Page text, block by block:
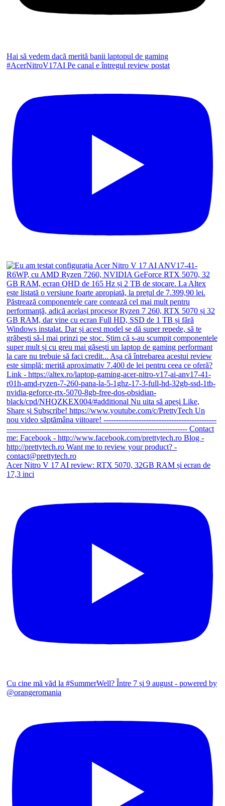
Hai să vedem dacă merită banii laptopul de gaming
#AcerNitroV17AI Pe canal e întregul review postat
Acer Nitro V 17 AI review: RTX 5070, 32GB RAM și ecran de
17,3 inci
Cu cine mă văd la #SummerWell? Între 7 și 9 august - powered by
@orangeromania